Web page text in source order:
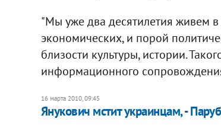
"Мы уже два десятилетия живем
экономических, и порой
близости культуры, истории.
информационного
16 марта 2010, 09:45
Янукович мстит украинцам, -